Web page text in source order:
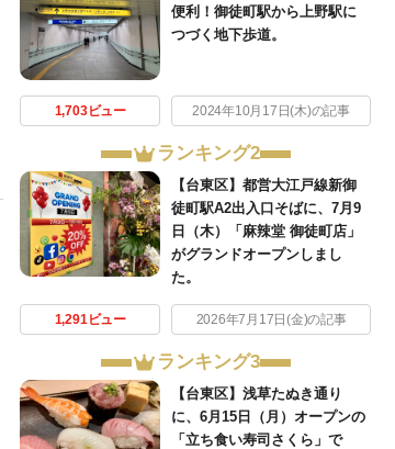
便利！御徒町駅から上野駅に
つづく地下歩道。
1,703ビュー 2024年10月17日(木)の記事
ランキング2
【台東区】都営大江戸線新御
徒町駅A2出入口そばに、7月9
日（木）「麻辣堂 御徒町店」
がグランドオープンしまし
た。
1,291ビュー 2026年7月17日(金)の記事
ランキング3
【台東区】浅草たぬき通り
に、6月15日（月）オープンの
「立ち食い寿司さくら」で